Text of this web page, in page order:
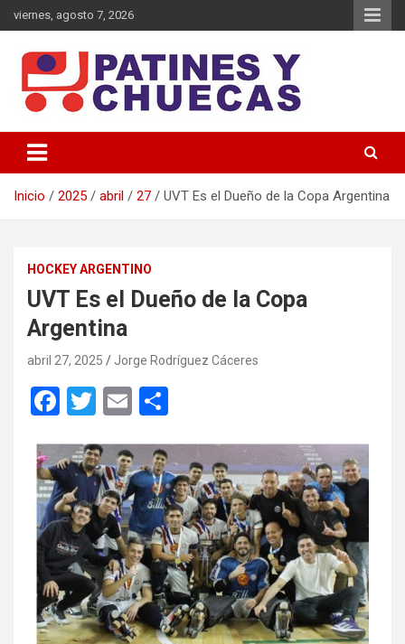
viernes, agosto 7, 2026
Patines y Chuecas
Inicio 2025 abril 27 UVT Es el Dueño de la Copa Argentina
HOCKEY ARGENTINO
UVT Es el Dueño de la Copa
Argentina
abril 27, 2025 Jorge Rodríguez Cáceres
F
ce
b
o
o
k
T
tt
er
E
ail m
p
ar
tir